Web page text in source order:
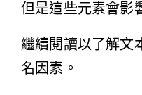
但是這些元素會影
繼續閱讀以了解文
名因素。